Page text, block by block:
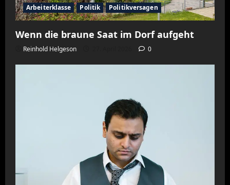
Arbeiterklasse Politik Politikversagen
Wenn die braune Saat im Dorf aufgeht
Reinhold Helgeson 0